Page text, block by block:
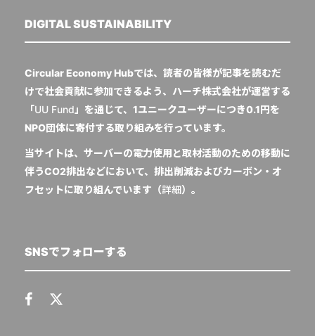
DIGITAL SUSTAINABILITY
Circular Economy Hubでは、読者の皆様が記事を読むだ
けで社会貢献に参加できるよう、ハーチ株式会社が運営する
「UU Fund 」を通じて、1ユニークユーザーにつき0.1円を
NPO団体に寄付する取り組みを行っています。
当サイトは、サーバーの電力使用と取材活動のための移動に
伴うCO2排出などにおいて、排出削減およびカーボン・オ
フセットに取り組んでいます（詳細）。
SNSでフォローする